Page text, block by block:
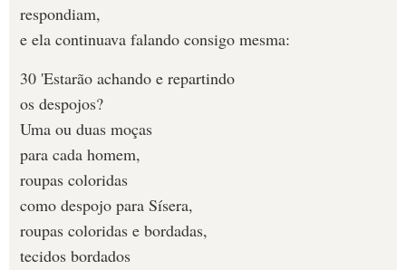
respondiam,
e ela continuava falando consigo mesma:
30 'Estarão achando e repartindo
os despojos?
Uma ou duas moças
para cada homem,
roupas coloridas
como despojo para Sísera,
roupas coloridas e bordadas,
tecidos bordados